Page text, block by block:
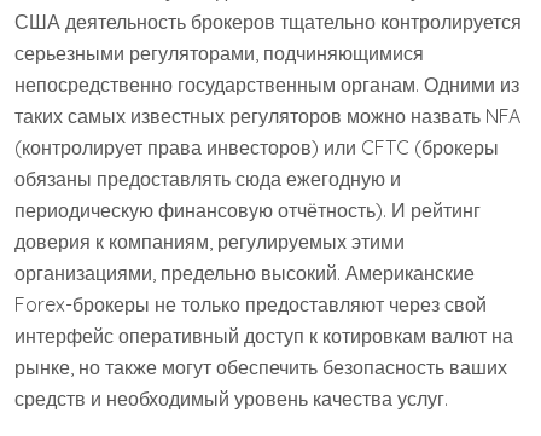
США деятельность брокеров тщательно контролируется
серьезными регуляторами, подчиняющимися
непосредственно государственным органам. Одними из
таких самых известных регуляторов можно назвать NFA
(контролирует права инвесторов) или CFTC (брокеры
обязаны предоставлять сюда ежегодную и
периодическую финансовую отчётность). И рейтинг
доверия к компаниям, регулируемых этими
организациями, предельно высокий. Американские
Forex-брокеры не только предоставляют через свой
интерфейс оперативный доступ к котировкам валют на
рынке, но также могут обеспечить безопасность ваших
средств и необходимый уровень качества услуг.